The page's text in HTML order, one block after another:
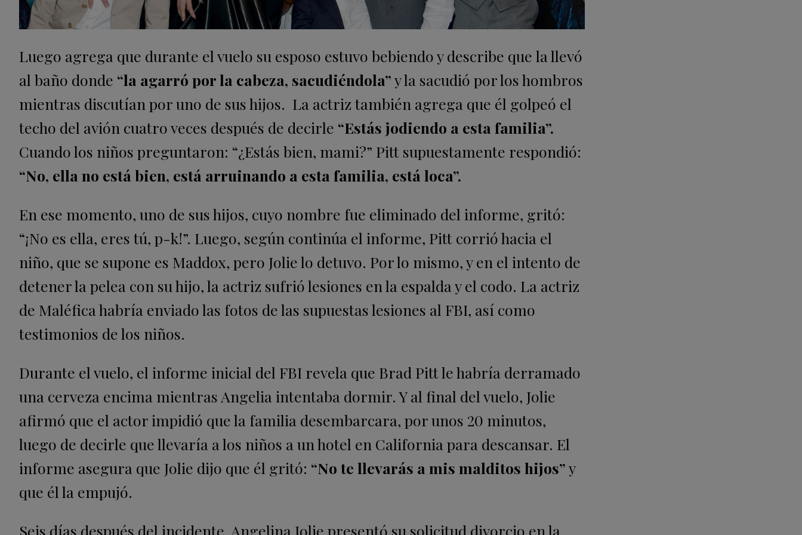
Luego agrega que durante el vuelo su esposo estuvo bebiendo y describe que la llevó
al baño donde “la agarró por la cabeza, sacudiéndola”y la sacudió por los hombros
mientras discutían por uno de sus hijos. La actriz también agrega que él golpeó el
techo del avión cuatro veces después de decirle “Estás jodiendo a esta familia”.
Cuando los niños preguntaron: “¿Estás bien, mami?” Pitt supuestamente respondió:
“No, ella no está bien, está arruinando a esta familia, está loca”.
En ese momento, uno de sus hijos, cuyo nombre fue eliminado del informe, gritó:
“¡No es ella, eres tú, p-k!”. Luego, según continúa el informe, Pitt corrió hacia el
niño, que se supone es Maddox, pero Jolie lo detuvo. Por lo mismo, y en el intento de
detener la pelea con su hijo, la actriz sufrió lesiones en la espalda y el codo. La actriz
de Maléfica habría enviado las fotos de las supuestas lesiones al FBI, así como
testimonios de los niños.
Durante el vuelo, el informe inicial del FBI revela que Brad Pitt le habría derramado
una cerveza encima mientras Angelia intentaba dormir. Y al final del vuelo, Jolie
afirmó que el actor impidió que la familia desembarcara, por unos 20 minutos,
luego de decirle que llevaría a los niños a un hotel en California para descansar. El
informe asegura que Jolie dijo que él gritó: “No te llevarás a mis malditos hijos”y
que él la empujó.
Seis días después del incidente, Angelina Jolie presentó su solicitud divorcio en la